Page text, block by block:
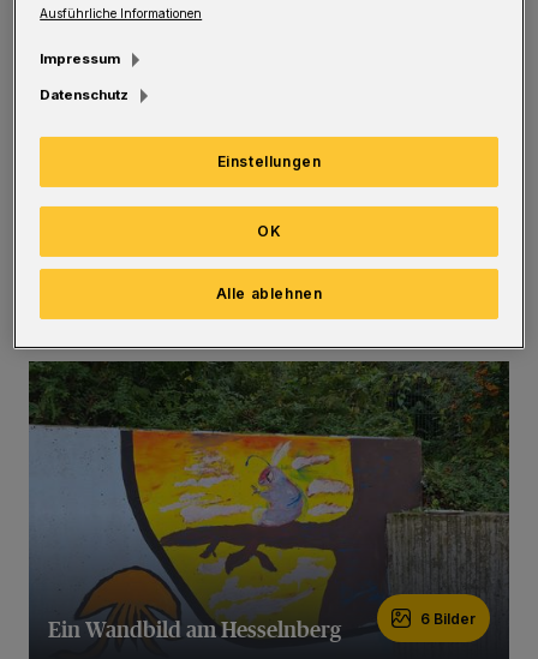
Das Ergebnis kann sich sehen lassen: Sehr
unterschiedlich und doch stimmig bringt das
neue Wandbild Sommerstimmung in das
Quartier – und zwar an prominenter Stelle an
der Straße Hesselnberg / Ecke Gemsenweg. Ein
Wandbild von Julia Pöks findet sich bereits auf
dem Schulhof der OGGS Hesselnberg.(Bilder)
Ein Wandbild am Hesselnberg 6 Bilder
Ausführliche Informationen
Impressum
Datenschutz
Einstellungen
Alle ablehnen
OK